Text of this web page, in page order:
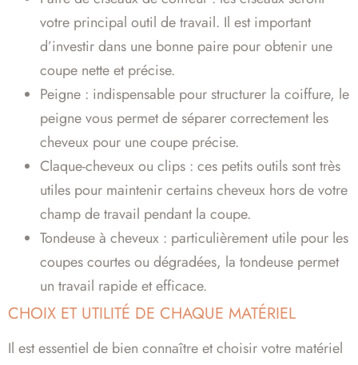
votre principal outil de travail. Il est important
d’investir dans une bonne paire pour obtenir une
coupe nette et précise.
Peigne : indispensable pour structurer la coiffure, le
peigne vous permet de séparer correctement les
cheveux pour une coupe précise.
Claque-cheveux ou clips : ces petits outils sont très
utiles pour maintenir certains cheveux hors de votre
champ de travail pendant la coupe.
Tondeuse à cheveux : particulièrement utile pour les
coupes courtes ou dégradées, la tondeuse permet
un travail rapide et efficace.
CHOIX ET UTILITÉ DE CHAQUE MATÉRIEL
Il est essentiel de bien connaître et choisir votre matériel